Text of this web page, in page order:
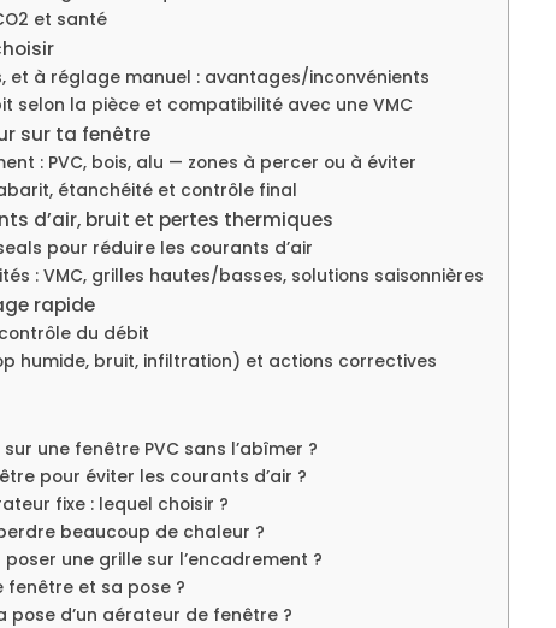
et santé
et à réglage manuel : avantages/inconvénients
selon la pièce et compatibilité avec une VMC
sur ta fenêtre
: PVC, bois, alu — zones à percer ou à éviter
étanchéité et contrôle final
d’air, bruit et pertes thermiques
pour réduire les courants d’air
: VMC, grilles hautes/basses, solutions saisonnières
rapide
du débit
humide, bruit, infiltration) et actions correctives
une fenêtre PVC sans l’abîmer ?
pour éviter les courants d’air ?
fixe : lequel choisir ?
beaucoup de chaleur ?
une grille sur l’encadrement ?
fenêtre et sa pose ?
pose d’un aérateur de fenêtre ?